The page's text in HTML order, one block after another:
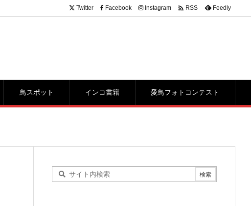
鳥スポット インコ書籍 愛鳥フォトコンテスト
Twitter Facebook Instagram  RSS Feedly